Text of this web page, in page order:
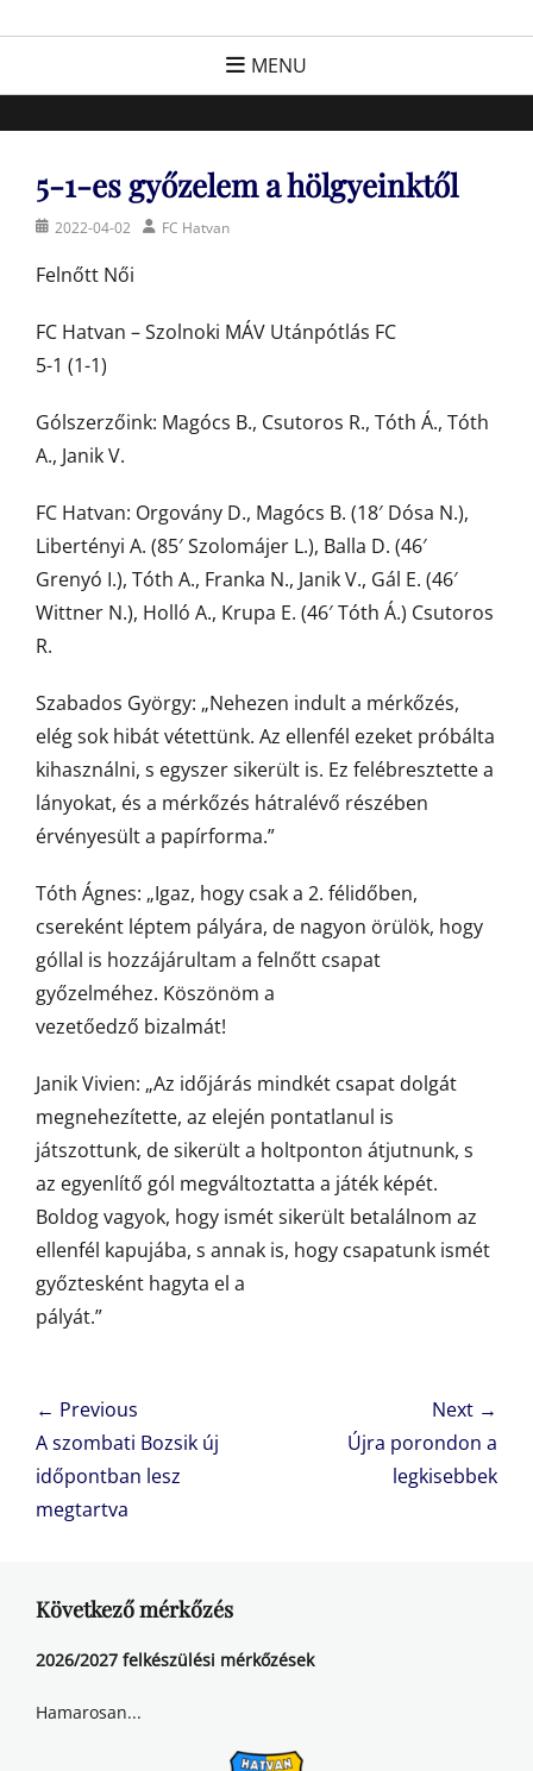
FC Hatvan
Egyesület a hatvani labdarúgásért, sportért!
MENU
5-1-es győzelem a hölgyeinktől
Posted2022-04-02 AuthorFC Hatvan
Felnőtt Női
FC Hatvan – Szolnoki MÁV Utánpótlás FC
5-1 (1-1)
Gólszerzőink: Magócs B., Csutoros R., Tóth Á., Tóth
A., Janik V.
FC Hatvan: Orgovány D., Magócs B. (18′ Dósa N.),
Libertényi A. (85′ Szolomájer L.), Balla D. (46′
Grenyó I.), Tóth A., Franka N., Janik V., Gál E. (46′
Wittner N.), Holló A., Krupa E. (46′ Tóth Á.) Csutoros
R.
Szabados György: „Nehezen indult a mérkőzés,
elég sok hibát vétettünk. Az ellenfél ezeket próbálta
kihasználni, s egyszer sikerült is. Ez felébresztette a
lányokat, és a mérkőzés hátralévő részében
érvényesült a papírforma.”
Tóth Ágnes: „Igaz, hogy csak a 2. félidőben,
csereként léptem pályára, de nagyon örülök, hogy
góllal is hozzájárultam a felnőtt csapat
győzelméhez. Köszönöm a
vezetőedző bizalmát!
Janik Vivien: „Az időjárás mindkét csapat dolgát
megnehezítette, az elején pontatlanul is
játszottunk, de sikerült a holtponton átjutnunk, s
az egyenlítő gól megváltoztatta a játék képét.
Boldog vagyok, hogy ismét sikerült betalálnom az
ellenfél kapujába, s annak is, hogy csapatunk ismét
győztesként hagyta el a
pályát.”
Bejegyzés
navigáció
← Previous
Previous
post:
A szombati Bozsik új
időpontban lesz
megtartva
Next →
Újra porondon a
legkisebbek
Következő mérkőzés
2026/2027 felkészülési mérkőzések
Hamarosan...